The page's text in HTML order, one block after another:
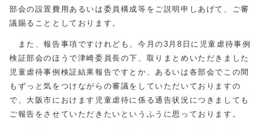
部会の設置費用あるいは委員構成等をご説明申しあげて、ご審
議賜ることとしております。
また、報告事項ですけれども、今月の3月8日に児童虐待事例
検証部会のほうで津崎委員長の下、取りまとめいただきました
児童虐待事例検証結果報告ですとか、あるいは各部会でこの間
もずっと気をつけながらの審議をしていただいておりますの
で、大阪市におけます児童虐待に係る通告状況につきましても
ご報告をさせていただきたいというふうに思っております。